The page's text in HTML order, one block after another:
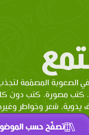
في الصعوبة المصمّمة
كتب مصورة، كتب دون
شعر وخواطر
تصفّح حسب